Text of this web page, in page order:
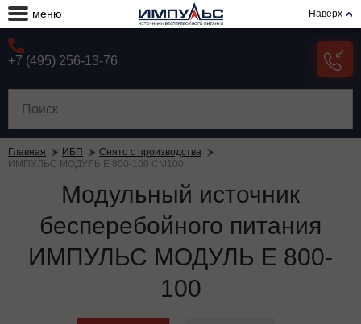
меню Наверх
+7 (495) 256-13-76
Главная ИБП
Снято с производства
ИМПУЛЬС МОДУЛЬ Е 800-100 СМ100
Модульный источник
бесперебойного питания
ИМПУЛЬС МОДУЛЬ Е 800-
100